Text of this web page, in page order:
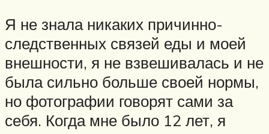
Я не знала никаких причинно-
следственных связей еды и моей
внешности, я не взвешивалась и не
была сильно больше своей нормы,
но фотографии говорят сами за
себя. Когда мне было 12 лет, я